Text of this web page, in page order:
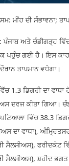
ਮੀਂਹ ਦੀ ਸੰਭਾਵਨਾ;
ਅਤੇ ਚੰਡੀਗੜ੍ਹ ਵਿੱਚ
ਪਹੁੰਚ ਗਈ ਹੈ। ਇਸ
ਤਾਪਮਾਨ ਵਧੇਗਾ।
1.3 ਡਿਗਰੀ ਦਾ
ਦਰਜ ਕੀਤਾ ਗਿਆ।
ਵਿੱਚ 38.3
ਦਾ ਵਾਧਾ),
ਸੈਲਸੀਅਸ), ਫਰੀਦਕੋਟ
ਸੈਲਸੀਅਸ), ਸ਼ਹੀਦ